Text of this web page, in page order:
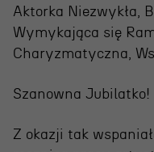
Teatr
Aktualności
Aktorka Niezwykła,
Wymykająca się
Charyzmatyczna,
Szanowna Jubilatko!
Z okazji tak